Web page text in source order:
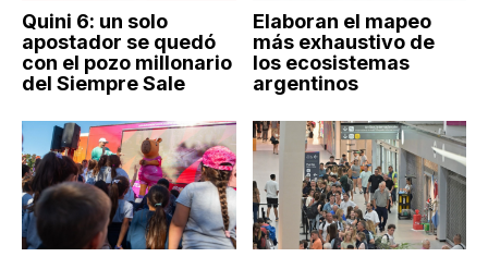
Quini 6: un solo
apostador se quedó
con el pozo millonario
del Siempre Sale
Elaboran el mapeo
más exhaustivo de
los ecosistemas
argentinos